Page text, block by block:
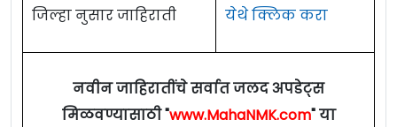
जिल्हा नुसार जाहिराती येथे क्लिक करा
नवीन जाहिरातींचे सर्वात जलद अपडेट्स
मिळवण्यासाठी "www.MahaNMK.com" या